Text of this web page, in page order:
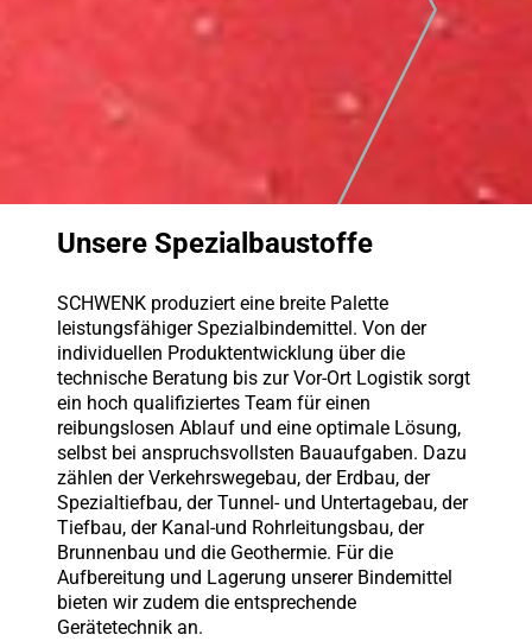
Unsere Spezialbaustoffe
SCHWENK produziert eine breite Palette
leistungsfähiger Spezialbindemittel. Von der
individuellen Produktentwicklung über die
technische Beratung bis zur Vor-Ort Logistik sorgt
ein hoch qualifiziertes Team für einen
reibungslosen Ablauf und eine optimale Lösung,
selbst bei anspruchsvollsten Bauaufgaben. Dazu
zählen der Verkehrswegebau, der Erdbau, der
Spezialtiefbau, der Tunnel- und Untertagebau, der
Tiefbau, der Kanal-und Rohrleitungsbau, der
Brunnenbau und die Geothermie. Für die
Aufbereitung und Lagerung unserer Bindemittel
bieten wir zudem die entsprechende
Gerätetechnik an.